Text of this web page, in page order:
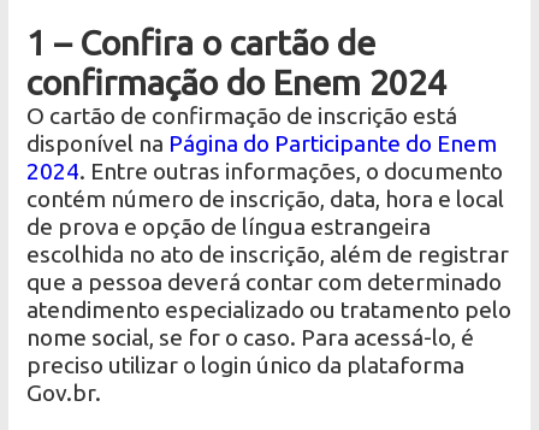
1 – Confira o cartão de
confirmação do Enem 2024
O cartão de confirmação de inscrição está
disponível na Página do Participante do Enem
2024. Entre outras informações, o documento
contém número de inscrição, data, hora e local
de prova e opção de língua estrangeira
escolhida no ato de inscrição, além de registrar
que a pessoa deverá contar com determinado
atendimento especializado ou tratamento pelo
nome social, se for o caso. Para acessá-lo, é
preciso utilizar o login único da plataforma
Gov.br.